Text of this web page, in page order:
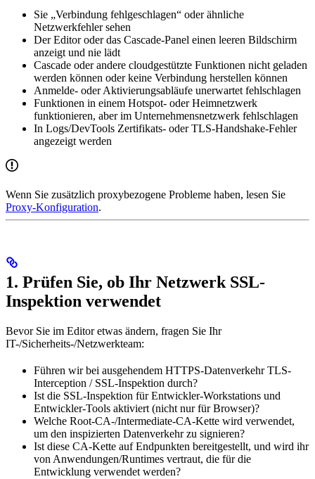
Sie „Verbindung fehlgeschlagen“ oder ähnliche
Netzwerkfehler sehen
Der Editor oder das Cascade-Panel einen leeren Bildschirm
anzeigt und nie lädt
Cascade oder andere cloudgestützte Funktionen nicht geladen
werden können oder keine Verbindung herstellen können
Anmelde- oder Aktivierungsabläufe unerwartet fehlschlagen
Funktionen in einem Hotspot- oder Heimnetzwerk
funktionieren, aber im Unternehmensnetzwerk fehlschlagen
In Logs/DevTools Zertifikats- oder TLS-Handshake-Fehler
angezeigt werden
Wenn Sie zusätzlich proxybezogene Probleme haben, lesen Sie
Proxy-Konfiguration.
1. Prüfen Sie, ob Ihr Netzwerk SSL-
Inspektion verwendet
Bevor Sie im Editor etwas ändern, fragen Sie Ihr
IT-/Sicherheits-/Netzwerkteam:
Führen wir bei ausgehendem HTTPS-Datenverkehr TLS-
Interception / SSL-Inspektion durch?
Ist die SSL-Inspektion für Entwickler-Workstations und
Entwickler-Tools aktiviert (nicht nur für Browser)?
Welche Root-CA-/Intermediate-CA-Kette wird verwendet,
um den inspizierten Datenverkehr zu signieren?
Ist diese CA-Kette auf Endpunkten bereitgestellt, und wird ihr
von Anwendungen/Runtimes vertraut, die für die
Entwicklung verwendet werden?